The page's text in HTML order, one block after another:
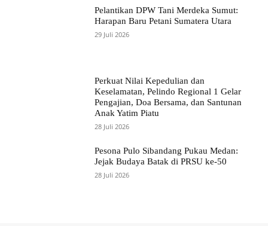
Pelantikan DPW Tani Merdeka Sumut:
Harapan Baru Petani Sumatera Utara
29 Juli 2026
Perkuat Nilai Kepedulian dan
Keselamatan, Pelindo Regional 1 Gelar
Pengajian, Doa Bersama, dan Santunan
Anak Yatim Piatu
28 Juli 2026
Pesona Pulo Sibandang Pukau Medan:
Jejak Budaya Batak di PRSU ke-50
28 Juli 2026